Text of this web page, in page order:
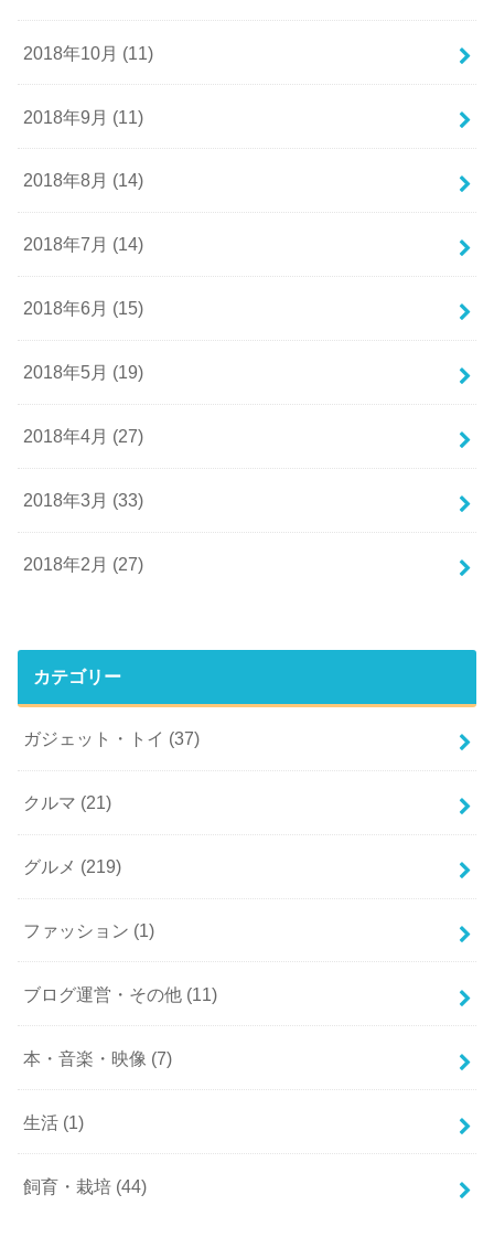
2018年10月 (11)
2018年9月 (11)
2018年8月 (14)
2018年7月 (14)
2018年6月 (15)
2018年5月 (19)
2018年4月 (27)
2018年3月 (33)
2018年2月 (27)
カテゴリー
ガジェット・トイ (37)
クルマ (21)
グルメ (219)
ファッション (1)
ブログ運営・その他 (11)
本・音楽・映像 (7)
生活 (1)
飼育・栽培 (44)